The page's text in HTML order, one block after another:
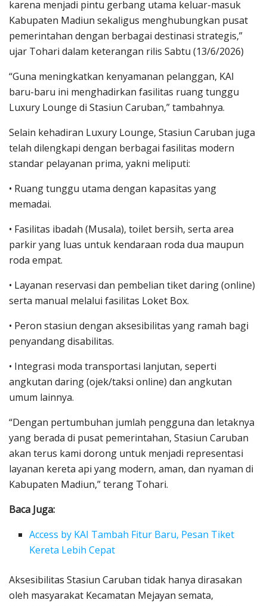
karena menjadi pintu gerbang utama keluar-masuk
Kabupaten Madiun sekaligus menghubungkan pusat
pemerintahan dengan berbagai destinasi strategis,”
ujar Tohari dalam keterangan rilis Sabtu (13/6/2026)
“Guna meningkatkan kenyamanan pelanggan, KAI
baru-baru ini menghadirkan fasilitas ruang tunggu
Luxury Lounge di Stasiun Caruban,” tambahnya.
Selain kehadiran Luxury Lounge, Stasiun Caruban juga
telah dilengkapi dengan berbagai fasilitas modern
standar pelayanan prima, yakni meliputi:
• Ruang tunggu utama dengan kapasitas yang
memadai.
• Fasilitas ibadah (Musala), toilet bersih, serta area
parkir yang luas untuk kendaraan roda dua maupun
roda empat.
• Layanan reservasi dan pembelian tiket daring (online)
serta manual melalui fasilitas Loket Box.
• Peron stasiun dengan aksesibilitas yang ramah bagi
penyandang disabilitas.
• Integrasi moda transportasi lanjutan, seperti
angkutan daring (ojek/taksi online) dan angkutan
umum lainnya.
“Dengan pertumbuhan jumlah pengguna dan letaknya
yang berada di pusat pemerintahan, Stasiun Caruban
akan terus kami dorong untuk menjadi representasi
layanan kereta api yang modern, aman, dan nyaman di
Kabupaten Madiun,” terang Tohari.
Baca Juga:
Access by KAI Tambah Fitur Baru, Pesan Tiket
Kereta Lebih Cepat
Aksesibilitas Stasiun Caruban tidak hanya dirasakan
oleh masyarakat Kecamatan Mejayan semata,